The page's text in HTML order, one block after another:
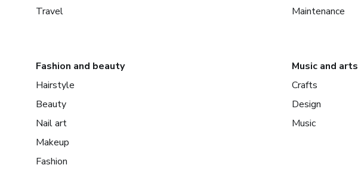
Travel
Maintenance
Fashion and beauty
Hairstyle
Beauty
Nail art
Makeup
Fashion
Music and arts
Crafts
Design
Music